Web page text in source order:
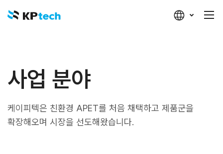
사업 분야
케이피텍은 친환경 APET를 처음 채택하고 제품군을
확장해오며 시장을 선도해왔습니다.